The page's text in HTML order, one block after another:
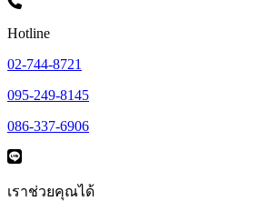
Hotline
02-744-8721
095-249-8145
086-337-6906
เราช่วยคุณได้